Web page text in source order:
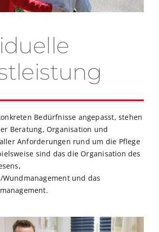
Bedürfnisse angepasst, stehen
Beratung, Organisation und
Anforderungen rund um die Pflege
sind das die Organisation des
und das